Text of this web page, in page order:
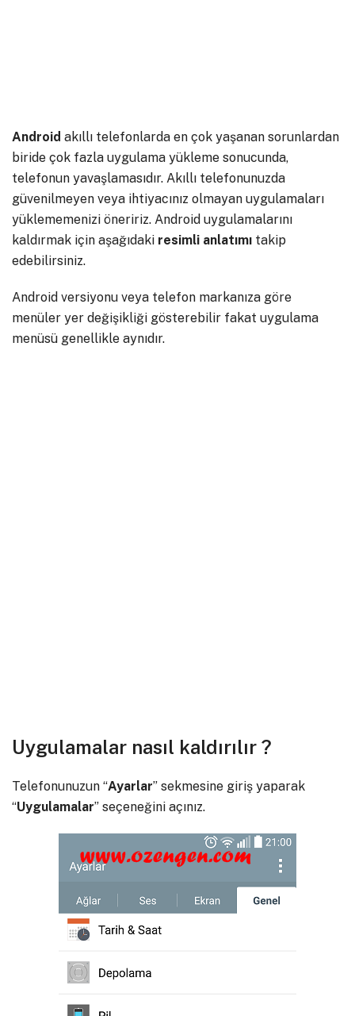
Android akıllı telefonlarda en çok yaşanan sorunlardan
biride çok fazla uygulama yükleme sonucunda,
telefonun yavaşlamasıdır. Akıllı telefonunuzda
güvenilmeyen veya ihtiyacınız olmayan uygulamaları
yüklememenizi öneririz. Android uygulamalarını
kaldırmak için aşağıdaki resimli anlatımı takip
edebilirsiniz.
Android versiyonu veya telefon markanıza göre
menüler yer değişikliği gösterebilir fakat uygulama
menüsü genellikle aynıdır.
Uygulamalar nasıl kaldırılır ?
Telefonunuzun “Ayarlar” sekmesine giriş yaparak
“Uygulamalar” seçeneğini açınız.